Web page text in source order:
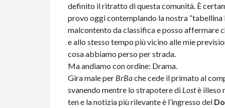
definito il ritratto di questa comunità. È
provo oggi contemplando la nostra
malcontento da classifica e posso affermare
e allo stesso tempo più vicino alle mie
cosa abbiamo perso per strada.
Ma andiamo con ordine: Drama.
Gira male per BrBache cede il primato al
svanendo mentre lo strapotere di Lostè illeso
ten e la notizia più rilevante è l’ingresso del